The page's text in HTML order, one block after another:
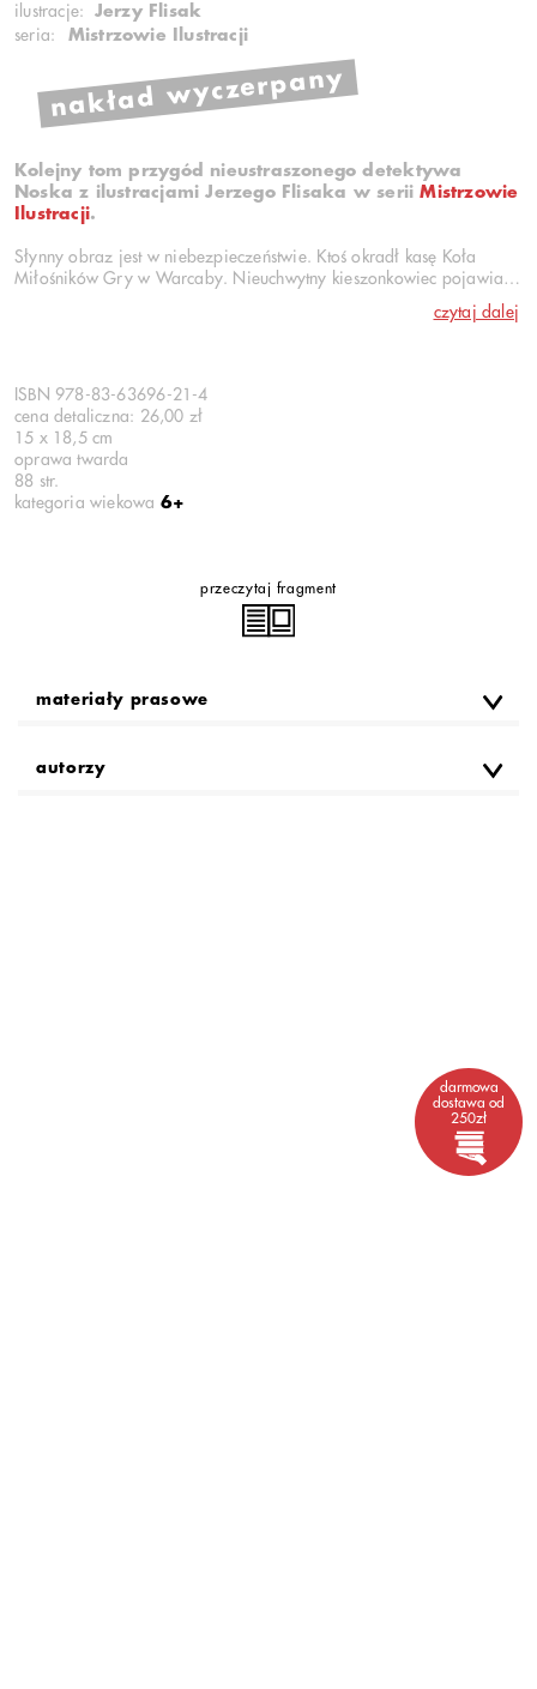
ilustracje:
Jerzy Flisak
seria:
Mistrzowie Ilustracji
nakład wyczerpany
Kolejny tom przygód nieustraszonego detektywa
Noska z ilustracjami Jerzego Flisaka w seriiMistrzowie
Ilustracji.
Słynny obraz jest w niebezpieczeństwie. Ktoś okradł kasę Koła
Miłośników Gry w Warcaby. Nieuchwytny kieszonkowiec pojawia
Mistrzowie Ilustracji
polskiej grafiki książkowej. Wydajemy w niej reedycje
ponadczasowych hitów literatury dziecięcej zilustrowanych przez
najwybitniejszych przedstawicieli polskiej szkoły ilustracji.
czytaj dalej
ISBN 978-83-63696-21-4
cena detaliczna: 26,00 zł
15 x 18,5 cm
oprawa twarda
88 str.
kategoria wiekowa 6+
przeczytaj fragment
materiały prasowe
autorzy
darmowa
dostawa od
250zł